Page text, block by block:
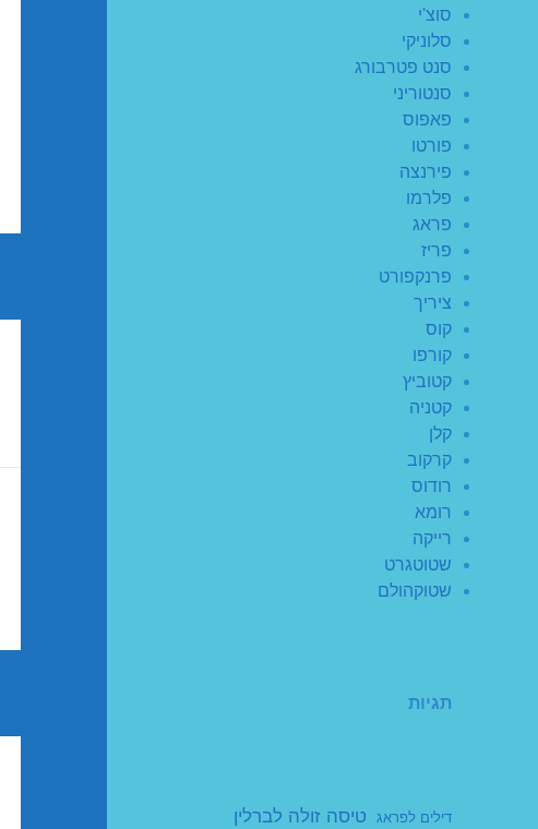
סוצ'י
סלוניקי
סנט פטרבורג
סנטוריני
פאפוס
פורטו
פירנצה
פלרמו
פראג
פריז
פרנקפורט
ציריך
קוס
קורפו
קטוביץ
קטניה
קלן
קרקוב
רודוס
רומא
רייקה
שטוטגרט
שטוקהולם
תגיות
דילים לפראג טיסה זולה לברלין